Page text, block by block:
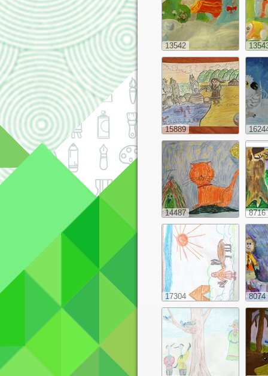
13542
15889
14487 8716
17304 8074